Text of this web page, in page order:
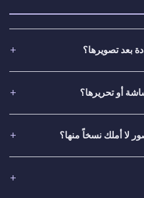
بعد تصويرها؟
أو تحريرها؟
لا أملك نسخاً منها؟